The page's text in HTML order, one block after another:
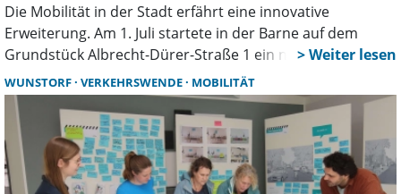
Die Mobilität in der Stadt erfährt eine innovative
Erweiterung. Am 1. Juli startete in der Barne auf dem
Grundstück Albrecht-Dürer-Straße 1 ein neues
Carsharing-Angebot, das in Kooperation zwischen
Stadtmobil und dem Wunstorfer Bauverein ins Leben
gerufen wurde. Dieses Angebot steht nicht nur den
Mitgliedern der Genossenschaft, sondern allen Bürgern
zur Verfügung und markiert einen wichtigen Schritt in
Richtung nachhaltiger und flexibler Mobilitätslösungen.
WUNSTORF VERKEHRSWENDE MOBILITÄT